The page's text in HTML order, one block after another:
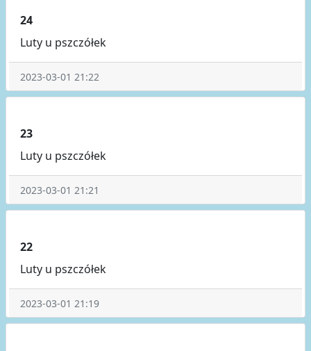
24
Luty u pszczółek
2023-03-01 21:22
23
Luty u pszczółek
2023-03-01 21:21
22
Luty u pszczółek
2023-03-01 21:19